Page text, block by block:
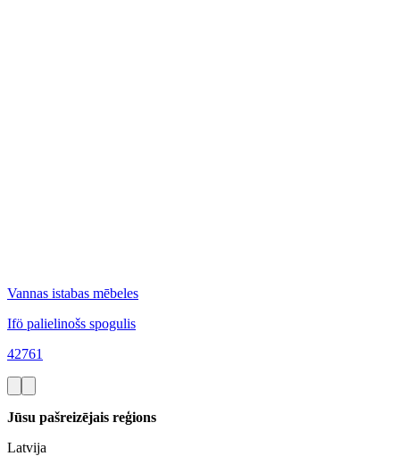
Vannas istabas mēbeles
Ifö palielinošs spogulis
42761
Jūsu pašreizējais reģions
Latvija